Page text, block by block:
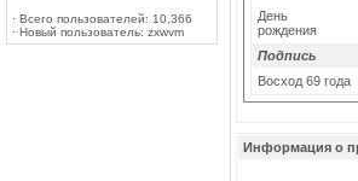
· Всего пользователей: 10,366
· Новый пользователь: zxwvm
День
рождения
Подпись
Восход 69 года
Информация о